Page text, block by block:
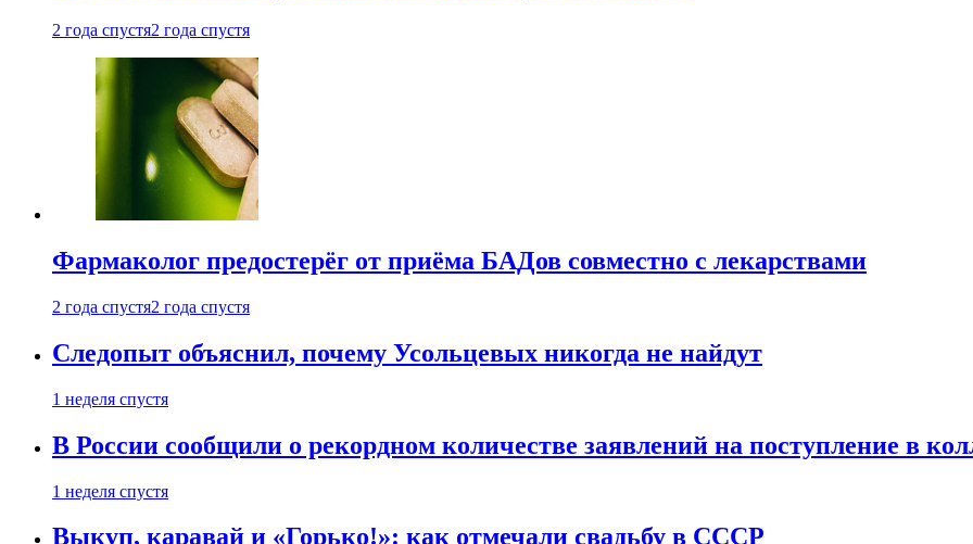
2 года спустя2 года спустя
Фармаколог предостерёг от приёма БАДов совместно с лекарствами
2 года спустя2 года спустя
Следопыт объяснил, почему Усольцевых никогда не найдут
1 неделя спустя
В России сообщили о рекордном количестве заявлений на поступление в
1 неделя спустя
Выкуп, каравай и «Горько!»: как отмечали свадьбу в СССР